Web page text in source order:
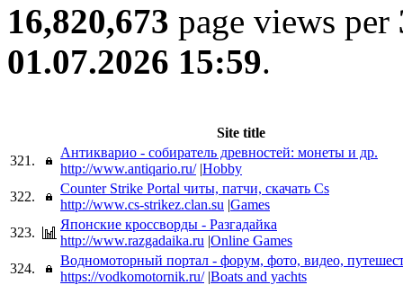
16,820,673 page views per
01.07.2026 15:59.
Site title
321.
Антикварио - собиратель древностей: монеты и др.
http://www.antiqario.ru/ |Hobby
322.
Counter Strike Portal читы, патчи, скачать Cs
http://www.cs-strikez.clan.su |Games
323.
Японские кроссворды - Разгадайка
http://www.razgadaika.ru |Online Games
324.
Водномоторный портал - форум, фото, видео,
https://vodkomotornik.ru/ |Boats and yachts